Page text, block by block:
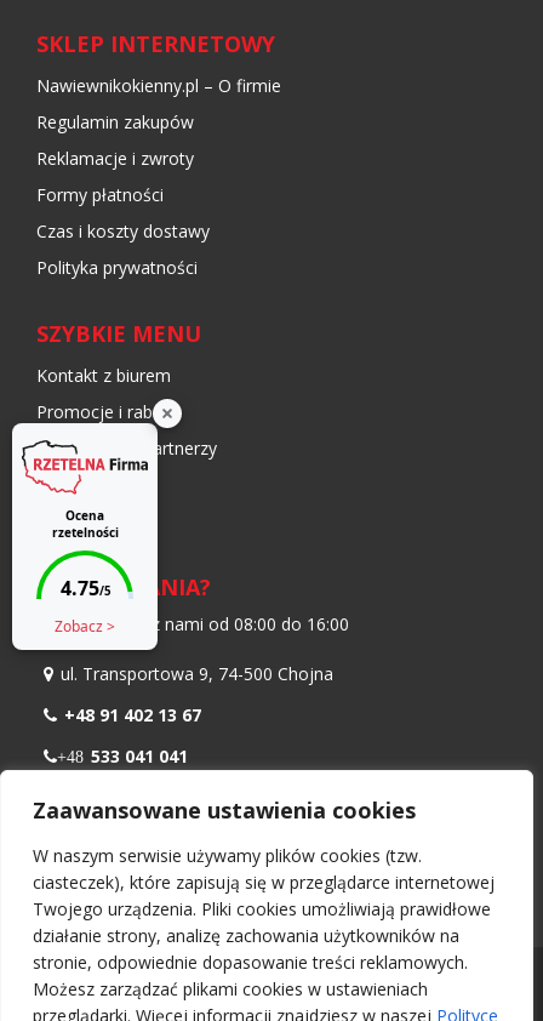
Zaawansowane ustawienia cookies
W naszym serwisie używamy plików cookies (tzw.
ciasteczek), które zapisują się w przeglądarce internetowej
Twojego urządzenia. Pliki cookies umożliwiają prawidłowe
działanie strony, analizę zachowania użytkowników na
stronie, odpowiednie dopasowanie treści reklamowych.
Możesz zarządzać plikami cookies w ustawieniach
przeglądarki. Więcej informacji znajdziesz w naszej Polityce
SKLEP INTERNETOWY
Nawiewnikokienny.pl – O firmie
Regulamin zakupów
Reklamacje i zwroty
Formy płatności
Czas i koszty dostawy
Polityka prywatności
SZYBKIE MENU
Kontakt z biurem
Promocje i rabaty
Współpraca i partnerzy
Moje konto
Blog
MASZ PYTANIA?
Skontaktuj się z nami od 08:00 do 16:00
ul. Transportowa 9, 74-500 Chojna
+48 91 402 13 67
+48 533 041 041
Pn – Pt: 08:00 – 16:00
Wszelkie prawa zastrzeżone 2026 -Nawiewnikokienny.pl
Projekt i wykonanie:UI Ozga Daniel